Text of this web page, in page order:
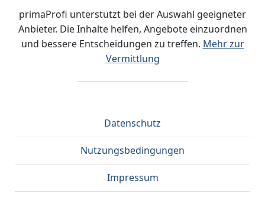
primaProfi unterstützt bei der Auswahl geeigneter
Anbieter. Die Inhalte helfen, Angebote einzuordnen
und bessere Entscheidungen zu treffen. Mehr zur
Vermittlung
Datenschutz
Nutzungsbedingungen
Impressum